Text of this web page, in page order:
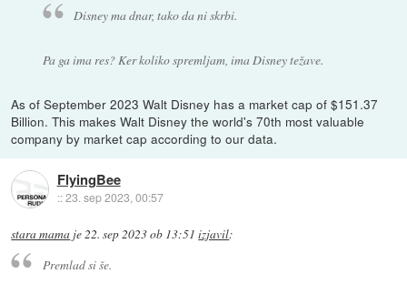
Disney ma dnar, tako da ni skrbi.
Pa ga ima res? Ker koliko spremljam, ima Disney težave.
As of September 2023 Walt Disney has a market cap of $151.37
Billion. This makes Walt Disney the world's 70th most valuable
company by market cap according to our data.
FlyingBee
::23. sep 2023, 00:57
stara mama je22. sep 2023 ob 13:51 izjavil:
Premlad si še.